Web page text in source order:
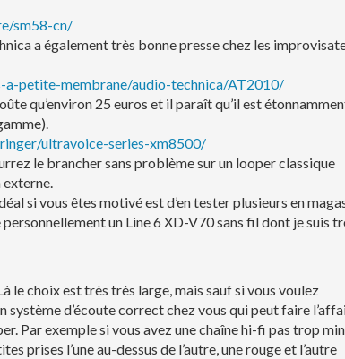
sm58-cn/
a également très bonne presse chez les
petite-membrane/audio-technica/AT2010/
qu’environ 25 euros et il paraît qu’il est
ultravoice-series-xm8500/
le brancher sans problème sur un looper classique
externe.
si vous êtes motivé est d’en tester plusieurs en
un Line 6 XD-V70 sans fil dont je suis
le choix est très très large, mais sauf si vous voulez
d’écoute correct chez vous qui peut faire
Par exemple si vous avez une chaîne hi-fi pas trop
prises l’une au-dessus de l’autre, une rouge et l’autre